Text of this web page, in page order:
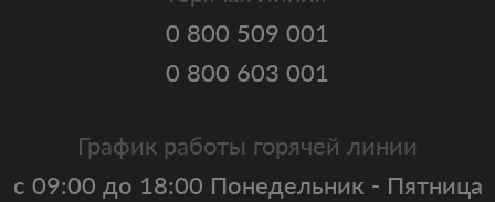
0 800 509 001
0 800 603 001
График работы горячей линии
с 09:00 до 18:00 Понедельник - Пятница